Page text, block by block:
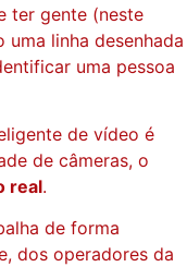
ter gente (neste
linha desenhada
uma pessoa
de vídeo é
de câmeras, o
real.
de forma
dos operadores da